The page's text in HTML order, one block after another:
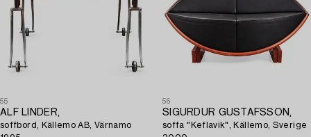
55
ALF LINDER,
soffbord, Källemo AB, Värnamo
56
SIGURDUR GUSTAFSSON,
soffa "Keflavik", Källemo, Sverige